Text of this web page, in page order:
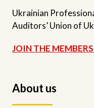
Ukrainian
Auditors’ Union of
JOIN THE
About us